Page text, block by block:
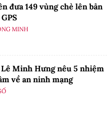
đưa 149 vùng chè lên bản
MINH
Minh Hưng nêu 5 nhiệm
về an ninh mạng